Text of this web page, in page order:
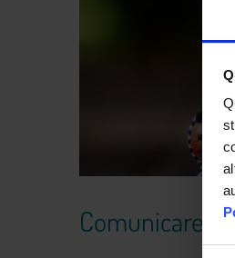
Comunicare